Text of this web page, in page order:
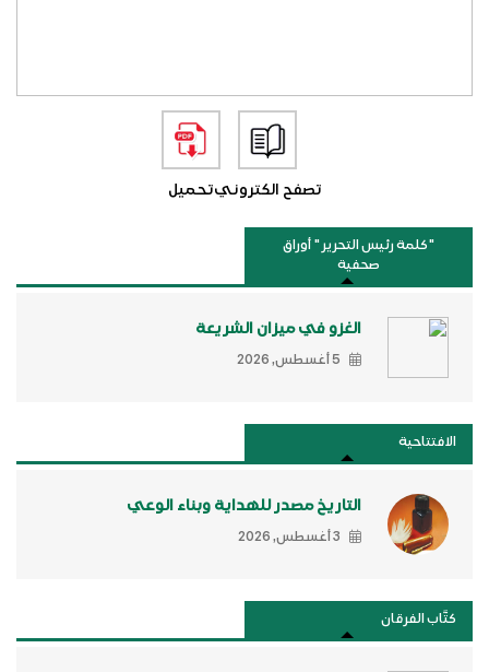
تصفح الكترونيتحميل
"كلمة رئيس التحرير " أوراق
صحفية
الغزو في ميزان الشريعة
5 أغسطس, 2026
الافتتاحية
التاريخ مصدر للهداية وبناء الوعي
3 أغسطس, 2026
كتَّاب الفرقان